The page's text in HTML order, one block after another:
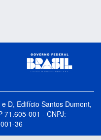
D, Edifício Santos Dumont,
71.605-001 - CNPJ:
36